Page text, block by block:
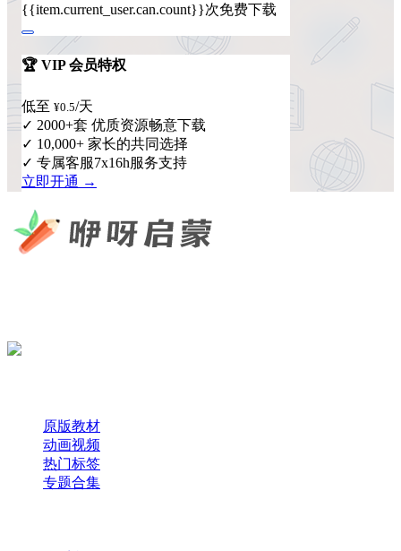
{{item.current_user.can.count}}次免费下载
🏆 VIP 会员特权
低至 ¥0.5/天
✓ 2000+套 优质资源畅意下载
✓ 10,000+ 家长的共同选择
✓ 专属客服7x16h服务支持
立即开通 →
扫码添加微信
原版教材
动画视频
热门标签
专题合集